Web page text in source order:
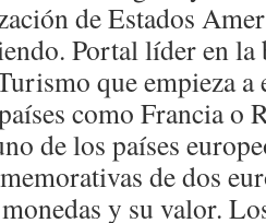
de Estados
Portal líder en la
que empieza
como Francia o
de los países
de dos
y su valor.